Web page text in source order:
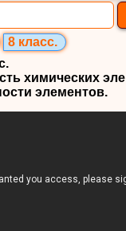
8 класс.
химических
элементов.